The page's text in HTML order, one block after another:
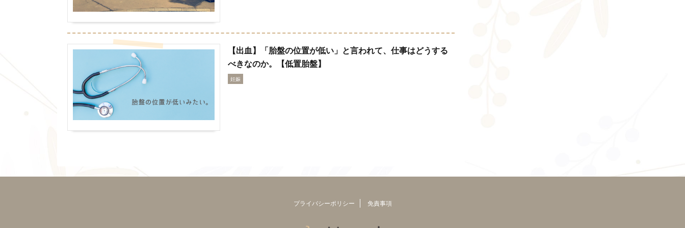
【出血】「胎盤の位置が低い」と言われて、仕事はどうする
べきなのか。【低置胎盤】
妊娠
プライバシーポリシー 免責事項